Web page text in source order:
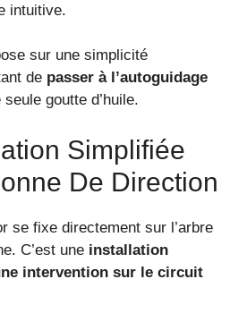
intuitive.
sur une simplicité
de passer à l’autoguidage
goutte d’huile.
Simplifiée
De Direction
se fixe directement sur l’arbre
C’est une installation
intervention sur le circuit